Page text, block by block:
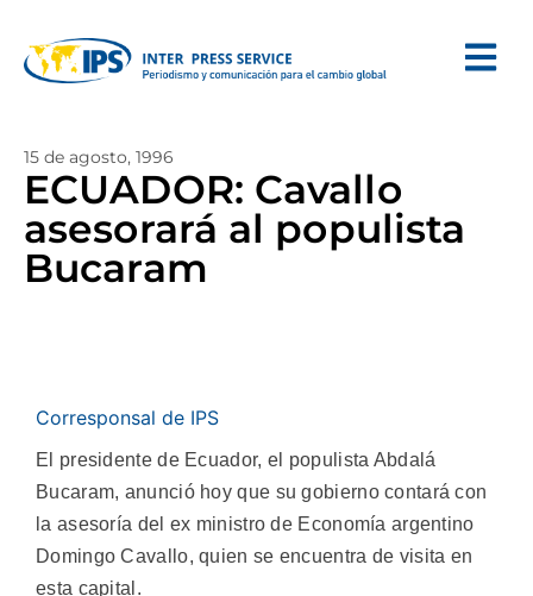
15 de agosto, 1996
ECUADOR: Cavallo
asesorará al populista
Bucaram
Corresponsal de IPS
El presidente de Ecuador, el populista Abdalá
Bucaram, anunció hoy que su gobierno contará con
la asesoría del ex ministro de Economía argentino
Domingo Cavallo, quien se encuentra de visita en
esta capital.